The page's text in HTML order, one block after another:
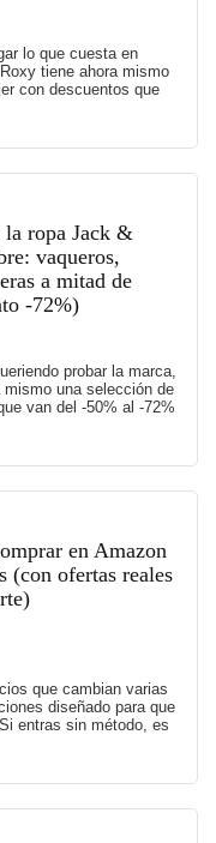
lo que cuesta en
tiene ahora mismo
con descuentos que
ropa Jack &
vaqueros,
a mitad de
-72%)
probar la marca,
una selección de
van del -50% al -72%
en Amazon
(con ofertas reales
que cambian varias
diseñado para que
entras sin método, es